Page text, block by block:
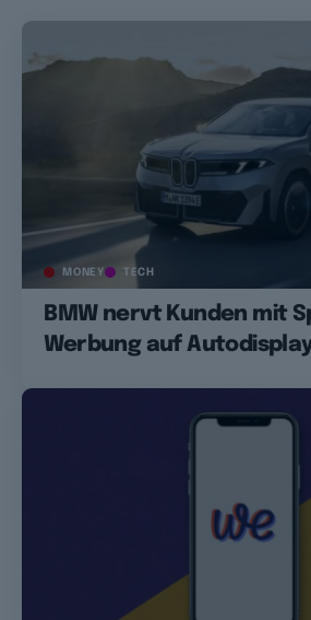
MONEY TECH
BMW nervt Kunden mit
Werbung auf